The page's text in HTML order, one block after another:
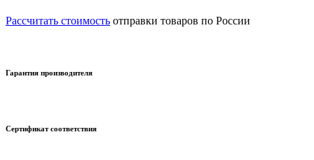
Рассчитать стоимость отправки товаров по России
Гарантия производителя
Сертификат соответствия